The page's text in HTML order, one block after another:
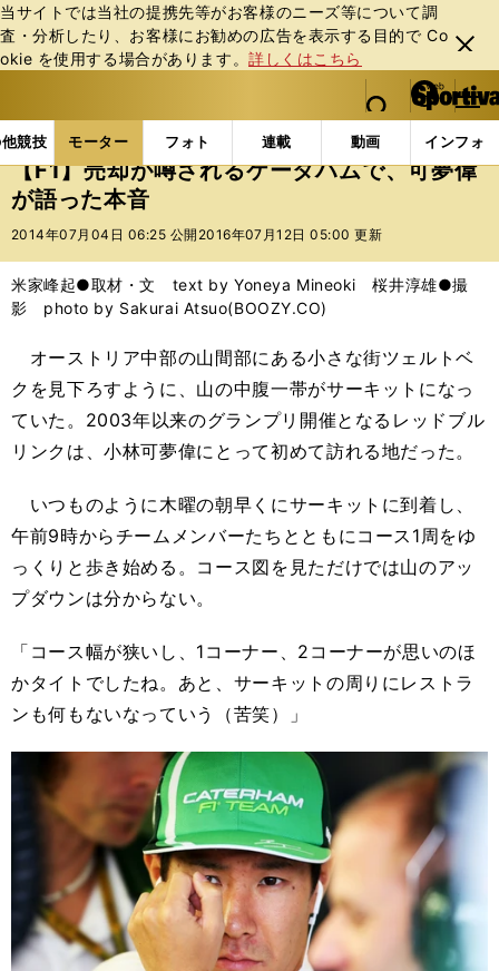
当サイトでは当社の提携先等がお客様のニーズ等について調
査・分析したり、お客様にお勧めの広告を表⽰する⽬的で Co
okie を使⽤する場合があります。詳しくはこちら
閉じ
る
web Sportiva (webスポルティーバ)
検索
マイペ
ー
ジ
メニュ
競技 モーター フォト 連載 動画 インフォ
b
ス
ポ
ル
バ
モーターの記事一覧 モーター F1 【F1】売却が
【F1】売却が噂されるケータハムで、可夢偉
が語った本音
2014年07月04日 06:25 公開 2016年07月12日 05:00 更新
米家峰起●取材・文 text by Yoneya Mineoki 桜井淳雄●撮
影 photo by Sakurai Atsuo(BOOZY.CO)
オーストリア中部の山間部にある小さな街ツェルトベ
クを見下ろすように、山の中腹一帯がサーキットになっ
ていた。2003年以来のグランプリ開催となるレッドブル
リンクは、小林可夢偉にとって初めて訪れる地だった。
いつものように木曜の朝早くにサーキットに到着し、
午前9時からチームメンバーたちとともにコース1周をゆ
っくりと歩き始める。コース図を見ただけでは山のアッ
プダウンは分からない。
「コース幅が狭いし、1コーナー、2コーナーが思いのほ
かタイトでしたね。あと、サーキットの周りにレストラ
ンも何もないなっていう（苦笑）」